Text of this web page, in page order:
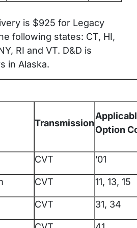
is $925 for Legacy
following states: CT, HI,
RI and VT. D&D is
in Alaska.
Transmission
Option
CVT ’01
CVT 11, 13, 15
CVT 31, 34